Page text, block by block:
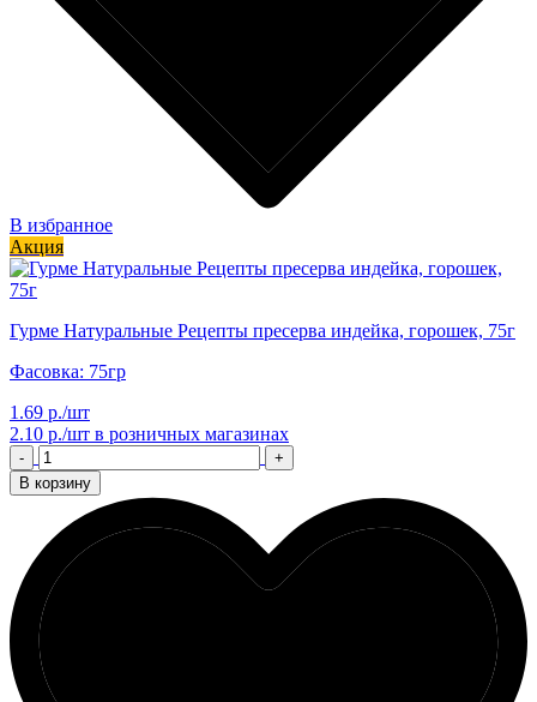
В избранное
Акция
Гурме Натуральные Рецепты пресерва индейка, горошек, 75г
Фасовка: 75гр
1.69 р./шт
2.10 р./шт в розничных магазинах
-
+
В корзину